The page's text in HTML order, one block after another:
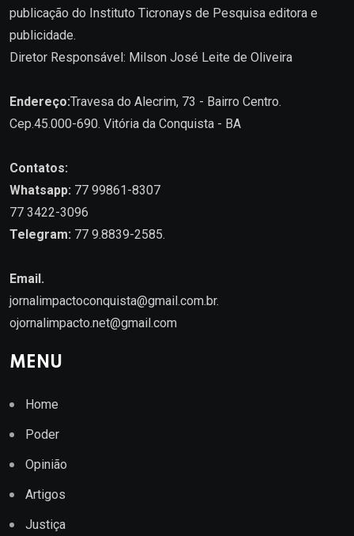
publicação do Instituto Ticronays de Pesquisa editora e
publicidade.
Diretor Responsável: Milson José Leite de Oliveira
Endereço:Travesa do Alecrim, 73 - Bairro Centro.
Cep.45.000-690. Vitória da Conquista - BA
Contatos:
Whatsapp: 77 99861-8307
77 3422-3096
Telegram: 77 9.8839-2585.
Email.
jornalimpactoconquista@gmail.com.br.
ojornalimpacto.net@gmail.com
MENU
Home
Poder
Opinião
Artigos
Justiça